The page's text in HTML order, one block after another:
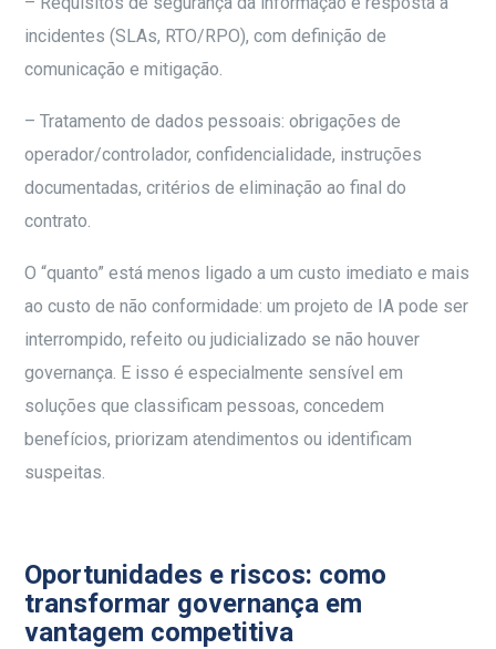
incidentes (SLAs, RTO/RPO), com definição de
comunicação e mitigação.
– Tratamento de dados pessoais: obrigações de
operador/controlador, confidencialidade, instruções
documentadas, critérios de eliminação ao final do
contrato.
O “quanto” está menos ligado a um custo imediato e mais
ao custo de não conformidade: um projeto de IA pode ser
interrompido, refeito ou judicializado se não houver
governança. E isso é especialmente sensível em
soluções que classificam pessoas, concedem
benefícios, priorizam atendimentos ou identificam
suspeitas.
Oportunidades e riscos: como
transformar governança em
vantagem competitiva